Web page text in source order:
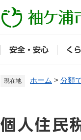
安全・安心 く
現在地 ホーム > 分類
文
個人住民